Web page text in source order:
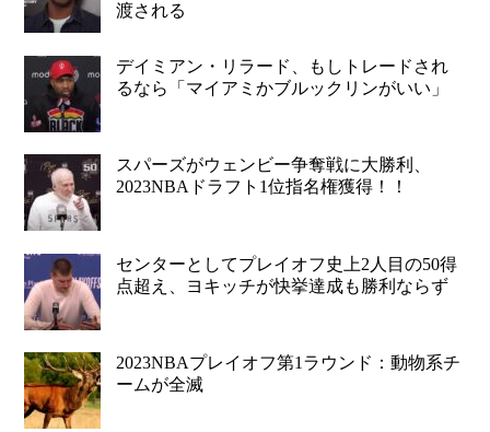
渡される
デイミアン・リラード、もしトレードされ
るなら「マイアミかブルックリンがいい」
スパーズがウェンビー争奪戦に大勝利、
2023NBAドラフト1位指名権獲得！！
センターとしてプレイオフ史上2人目の50得
点超え、ヨキッチが快挙達成も勝利ならず
2023NBAプレイオフ第1ラウンド：動物系チ
ームが全滅